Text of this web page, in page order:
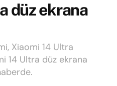
düz ekrana
Xiaomi 14 Ultra
14 Ultra düz ekrana